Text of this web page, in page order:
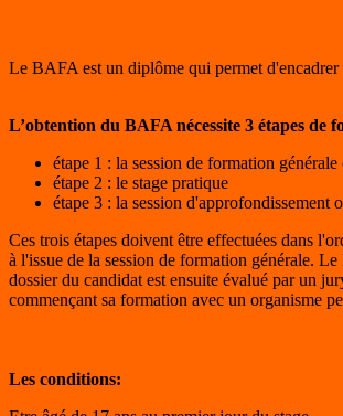
Le BAFA est un diplôme qui permet d'encadrer
L’obtention du BAFA nécessite 3 étapes de
étape 1 : la session de formation générale
étape 2 : le stage pratique
étape 3 : la session d'approfondissement
Ces trois étapes doivent être effectuées dans
à l'issue de la session de formation générale.
dossier du candidat est ensuite évalué par un
commençant sa formation avec un organisme
Les conditions: